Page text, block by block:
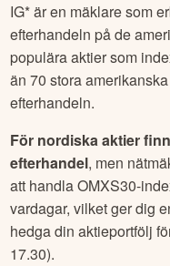
IG* är en mäklare som
efterhandeln på de
populära aktier som
än 70 stora
efterhandeln.
För nordiska aktier
efterhandel, men
att handla OMXS30-
vardagar, vilket ger dig
hedga din aktieportfölj
17.30).